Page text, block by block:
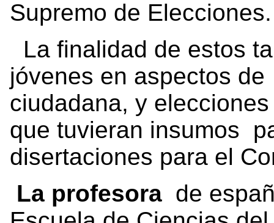
Supremo de Elecciones.
La finalidad de estos
jóvenes en aspectos
ciudadana, y
que tuvieran insumos
disertaciones para el
La profesora de